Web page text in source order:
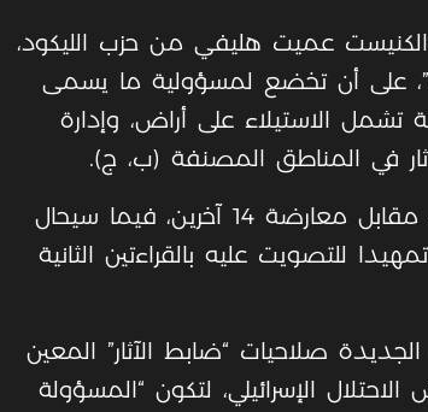
عميت هليفي من حزب الليكود،
على أن تخضع لمسؤولية ما يسمى
تشمل الاستيلاء على أراض، وإدارة
في المناطق المصنفة (ب، ج).
وأيد مشروع القانون 23 عضوا في الكنيست، مقابل معارضة 14 آخرين، فيما سيحال
للتصويت عليه بالقراءتين الثانية
صلاحيات “ضابط الآثار” المعين
الإسرائيلي، لتكون “المسؤولة